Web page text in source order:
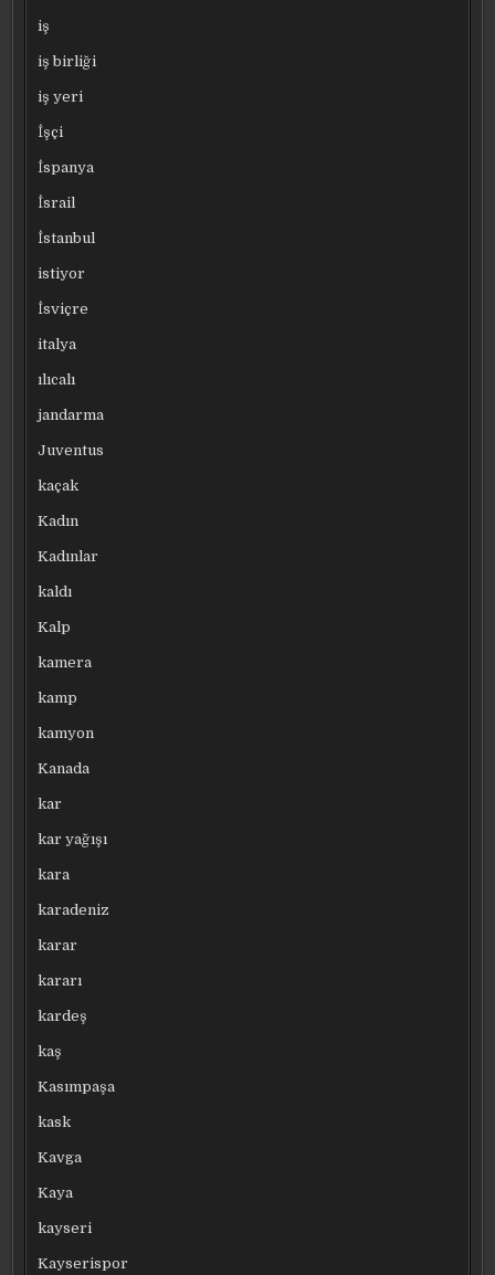
iş
iş birliği
iş yeri
İşçi
İspanya
İsrail
İstanbul
istiyor
İsviçre
italya
ılıcalı
jandarma
Juventus
kaçak
Kadın
Kadınlar
kaldı
Kalp
kamera
kamp
kamyon
Kanada
kar
kar yağışı
kara
karadeniz
karar
kararı
kardeş
kaş
Kasımpaşa
kask
Kavga
Kaya
kayseri
Kayserispor